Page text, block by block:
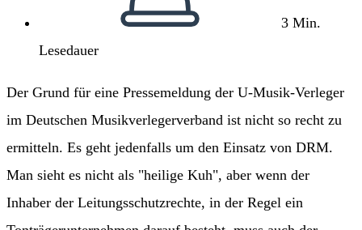
3 Min.
Lesedauer
Der Grund für eine Pressemeldung der U-Musik-Verleger
im Deutschen Musikverlegerverband ist nicht so recht zu
ermitteln. Es geht jedenfalls um den Einsatz von DRM.
Man sieht es nicht als "heilige Kuh", aber wenn der
Inhaber der Leitungsschutzrechte, in der Regel ein